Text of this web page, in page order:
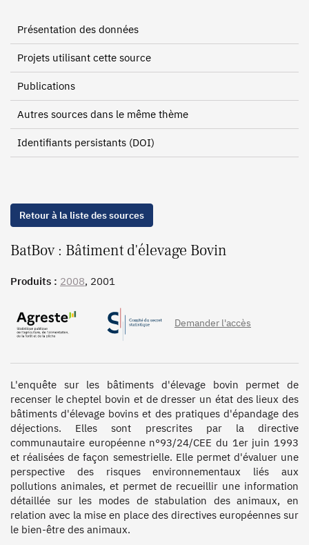
Présentation des données
Projets utilisant cette source
Publications
Autres sources dans le même thème
Identifiants persistants (DOI)
Retour à la liste des sources
BatBov : Bâtiment d'élevage Bovin
Produits : 2008, 2001
Demander l'accès
L'enquête sur les bâtiments d'élevage bovin permet de
recenser le cheptel bovin et de dresser un état des lieux des
bâtiments d'élevage bovins et des pratiques d'épandage des
déjections. Elles sont prescrites par la directive
communautaire européenne n°93/24/CEE du 1er juin 1993
et réalisées de façon semestrielle. Elle permet d'évaluer une
perspective des risques environnementaux liés aux
pollutions animales, et permet de recueillir une information
détaillée sur les modes de stabulation des animaux, en
relation avec la mise en place des directives européennes sur
le bien-être des animaux.